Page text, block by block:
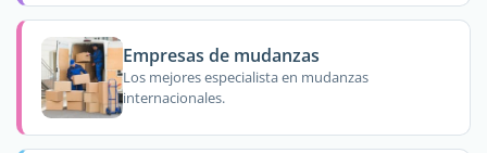
Empresas de mudanzas
Los mejores especialista en mudanzas
internacionales.